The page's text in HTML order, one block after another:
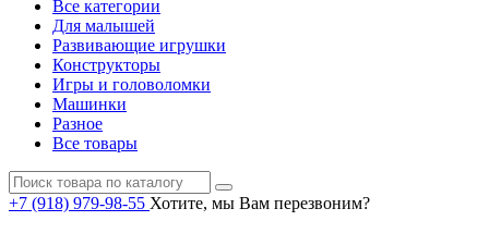
Все категории
Для малышей
Развивающие игрушки
Конструкторы
Игры и головоломки
Машинки
Разное
Все товары
+7 (918) 979-98-55 Хотите, мы Вам перезвоним?